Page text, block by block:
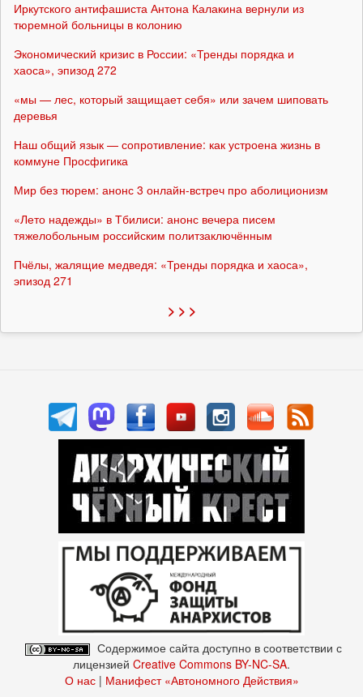
Иркутского антифашиста Антона Калакина вернули из
тюремной больницы в колонию
Экономический кризис в России: «Тренды порядка и
хаоса», эпизод 272
«мы — лес, который защищает себя» или зачем шиповать
деревья
Наш общий язык — сопротивление: как устроена жизнь в
коммуне Просфигика
Мир без тюрем: анонс 3 онлайн-встреч про аболиционизм
«Лето надежды» в Тбилиси: анонс вечера писем
тяжелобольным российским политзаключённым
Пчёлы, жалящие медведя: «Тренды порядка и хаоса»,
эпизод 271
> > >
Содержимое сайта доступно в соответствии с
лицензией Creative Commons BY-NC-SA.
О нас| Манифест «Автономного Действия»